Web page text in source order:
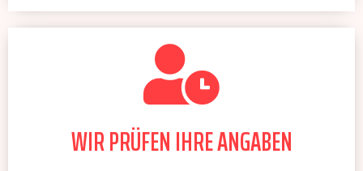
WIR PRÜFEN IHRE ANGABEN